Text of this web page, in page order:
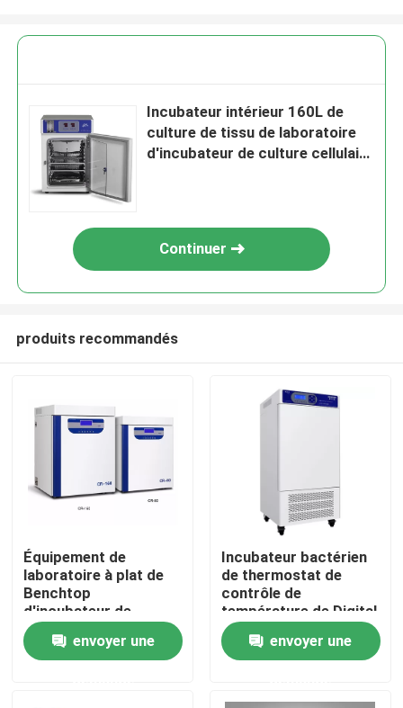
Accueil
A propos de nous
Incubateur intérieur 160L de
culture de tissu de laboratoire
d'incubateur de culture cellulaire
Continuer
produits recommandés
Équipement de
laboratoire à plat de
Benchtop
d'incubateur de
culture cellulaire de
CO2 grand pour la
médecine de
envoyer une
Incubateur bactérien
de thermostat de
contrôle de
température de Digital
d'incubateur de CO2
de DBO de Constant
Temperature de
envoyer une